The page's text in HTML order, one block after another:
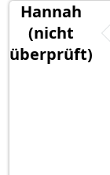
Hannah
(nicht
überprüft)